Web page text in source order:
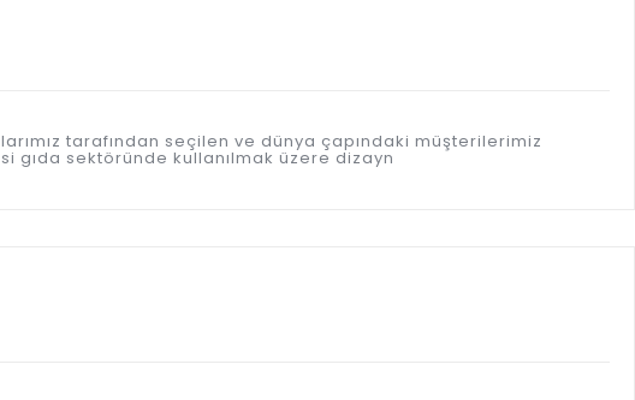
tarafından seçilen ve dünya çapındaki müşterilerimiz
gıda sektöründe kullanılmak üzere dizayn